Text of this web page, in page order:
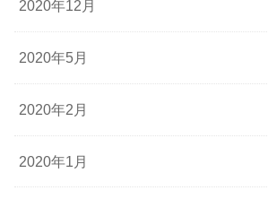
2020年12月
2020年5月
2020年2月
2020年1月